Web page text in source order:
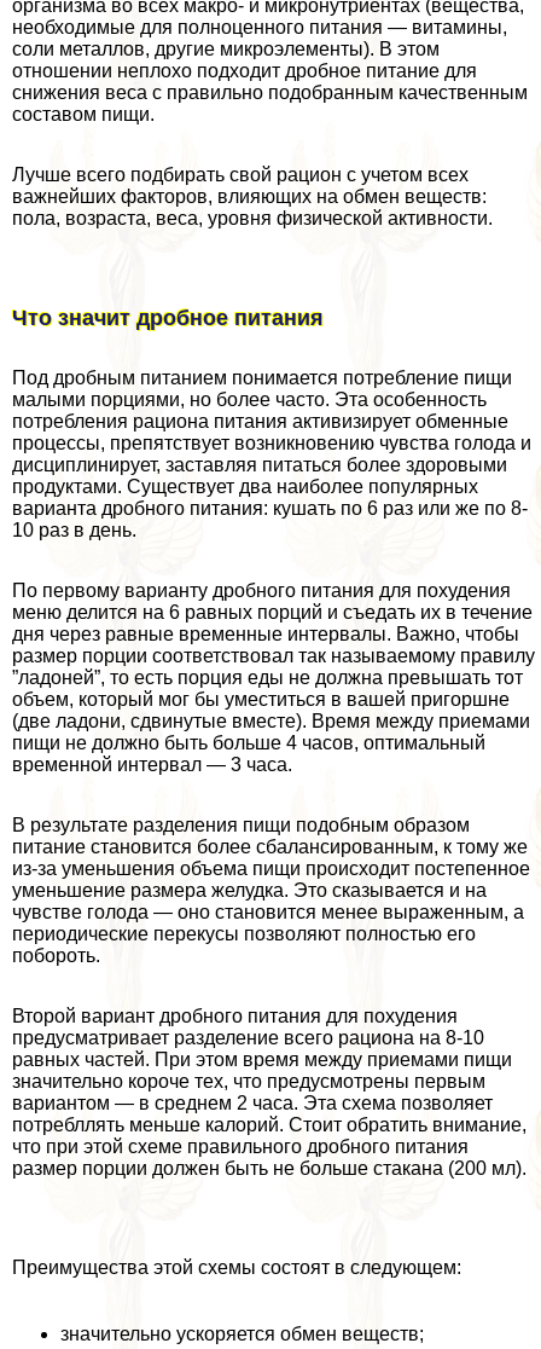
организма во всех макро- и микронутриентах (вещества,
необходимые для полноценного питания — витамины,
соли металлов, другие микроэлементы). В этом
отношении неплохо подходит дробное питание для
снижения веса с правильно подобранным качественным
составом пищи.
Лучше всего подбирать свой рацион с учетом всех
важнейших факторов, влияющих на обмен веществ:
пола, возраста, веса, уровня физической активности.
Что значит дробное питания
Под дробным питанием понимается потрeбление пищи
малыми порциями, но более часто. Эта особенность
потрeбления рациона питания активизирует обменные
процессы, препятствует возникновению чувства голода и
дисциплинирует, заставляя питаться более здоровыми
продуктами. Существует два наиболее популярных
варианта дробного питания: кушать по 6 раз или же по 8-
10 раз в день.
По первому варианту дробного питания для похудения
меню делится на 6 равных порций и съедать их в течение
дня через равные временные интервалы. Важно, чтобы
размер порции соответствовал так называемому правилу
”ладоней”, то есть порция еды не должна превышать тот
объем, который мог бы уместиться в вашей пригоршне
(две ладони, сдвинутые вместе). Время между приемами
пищи не должно быть больше 4 часов, оптимальный
временной интервал — 3 часа.
В результате разделения пищи подобным образом
питание становится более сбалансированным, к тому же
из-за уменьшения объема пищи происходит постепенное
уменьшение размера желудка. Это сказывается и на
чувстве голода — оно становится менее выраженным, а
периодические перекусы позволяют полностью его
побороть.
Второй вариант дробного питания для похудения
предусматривает разделение всего рациона на 8-10
равных частей. При этом время между приемами пищи
значительно короче тех, что предусмотрены первым
вариантом — в среднем 2 часа. Эта схема позволяет
потрeбллять меньше калорий. Стоит обратить внимание,
что при этой схеме правильного дробного питания
размер порции должен быть не больше стакана (200 мл).
Преимущества этой схемы состоят в следующем:
значительно ускоряется обмен веществ;